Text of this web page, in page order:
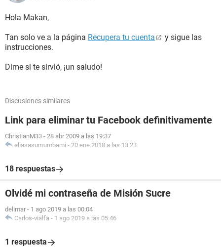
Hola Makan,
Tan solo ve a la página Recupera tu cuenta
y sigue las
instrucciones.
Dime si te sirvió, ¡un saludo!
Discusiones similares
Link para eliminar tu Facebook definitivamente
ChristianM33 - 28 abr 2009 a las 19:37
eliasasumumbami - 20 ene 2018 a las 13:23
18 respuestas
Olvidé mi contraseña de Misión Sucre
delimar - 1 ago 2019 a las 00:04
Carlos-vialfa - 1 ago 2019 a las 05:46
1 respuesta